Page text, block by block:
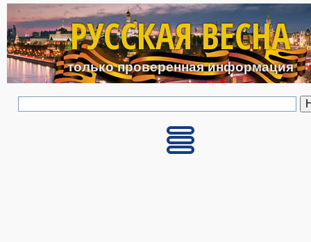
Перейти к основному
РУССКАЯ ВЕСНА
только проверенная информация